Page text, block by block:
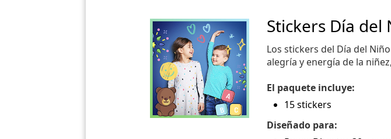
Stickers Día del
Los stickers del Día del
alegría y energía de la
El paquete incluye:
15 stickers
Diseñado para: